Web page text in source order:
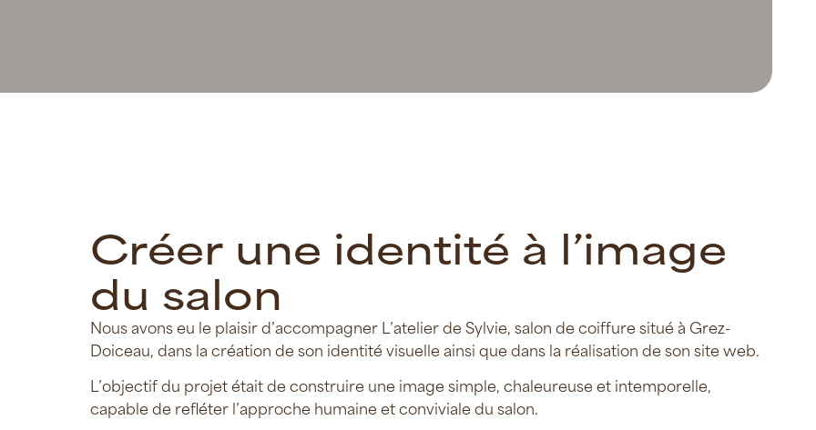
Créer une identité à l’image
du salon
Nous avons eu le plaisir d’accompagner L’atelier de Sylvie, salon de coiffure situé à Grez-
Doiceau, dans la création de son identité visuelle ainsi que dans la réalisation de son site web.
L’objectif du projet était de construire une image simple, chaleureuse et intemporelle,
capable de refléter l’approche humaine et conviviale du salon.